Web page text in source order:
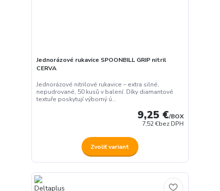
Jednorázové rukavice SPOONBILL GRIP nitril
CERVA
Jednorázové nitrilové rukavice – extra silné,
nepudrované, 50 kusů v balení. Díky diamantové
textuře poskytují výborný ú...
9,25 €/BOX
7,52 €bez DPH
Zvoliť variant